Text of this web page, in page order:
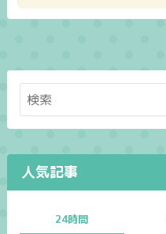
人気記事
24時間